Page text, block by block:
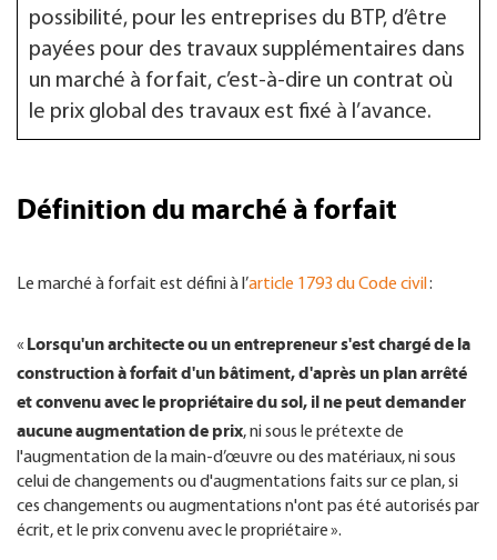
possibilité, pour les entreprises du BTP, d’être
payées pour des travaux supplémentaires dans
un marché à forfait, c’est-à-dire un contrat où
le prix global des travaux est fixé à l’avance.
Définition du marché à forfait
Le marché à forfait est défini à l’article 1793 du Code civil :
« Lorsqu'un architecte ou un entrepreneur s'est chargé de la
construction à forfait d'un bâtiment, d'après un plan arrêté
et convenu avec le propriétaire du sol, il ne peut demander
aucune augmentation de prix, ni sous le prétexte de
l'augmentation de la main-d’œuvre ou des matériaux, ni sous
celui de changements ou d'augmentations faits sur ce plan, si
ces changements ou augmentations n'ont pas été autorisés par
écrit, et le prix convenu avec le propriétaire ».